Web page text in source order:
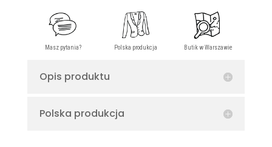
Opis produktu
Polska produkcja